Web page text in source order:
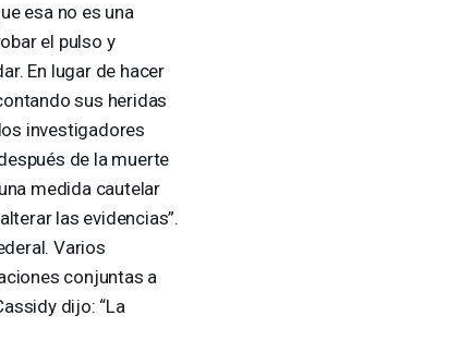
esa no es una
el pulso y
En lugar de hacer
sus heridas
investigadores
de la muerte
medida cautelar
las evidencias”.
Varios
conjuntas a
dijo: “La